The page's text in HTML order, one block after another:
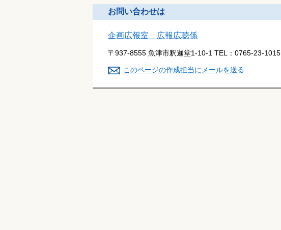
お問い合わせは
企画広報室 広報広聴係
〒937-8555 魚津市釈迦堂1-10-1 TEL： 0765-23-1015
このページの作成担当にメールを送る